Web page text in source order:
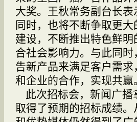
大奖。王秋常务副台长
同时，也将不断争取更
建设，不断推出特色鲜
合社会影响力。与此同
告新产品来满足客户需
和企业的合作，实现共赢
此次招标会，新闻广播
取得了预期的招标成绩